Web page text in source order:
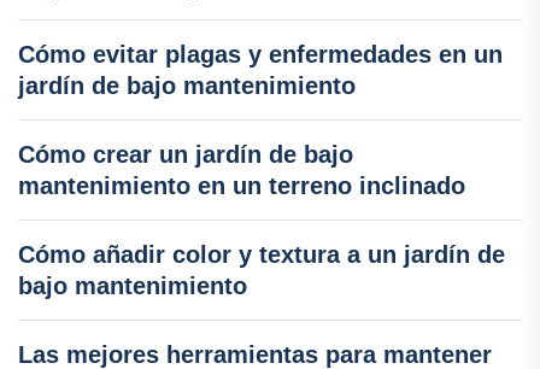
Cómo evitar plagas y enfermedades en un
jardín de bajo mantenimiento
Cómo crear un jardín de bajo
mantenimiento en un terreno inclinado
Cómo añadir color y textura a un jardín de
bajo mantenimiento
Las mejores herramientas para mantener